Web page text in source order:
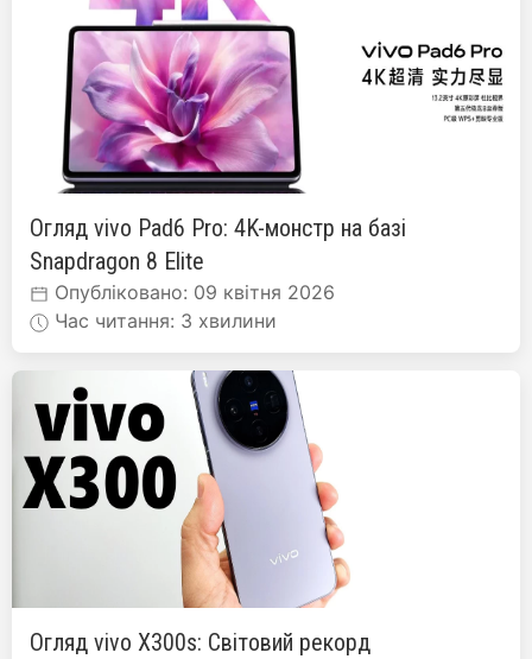
Огляд vivo Pad6 Pro: 4K-монстр на базі
Snapdragon 8 Elite
Опубліковано: 09 квітня 2026
Час читання: 3 хвилини
Огляд vivo X300s: Світовий рекорд